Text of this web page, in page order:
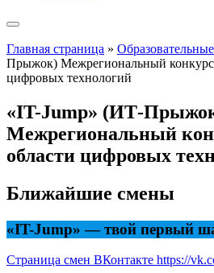
Главная страница »
Прыжок) Межрегиональный конкурс
цифровых технологий
«IT-Jump» (ИТ-
Межрегиональный
области цифровых
Ближайшие смены
«IT-Jump» — твой первый
Страница смен ВКонтакте https://